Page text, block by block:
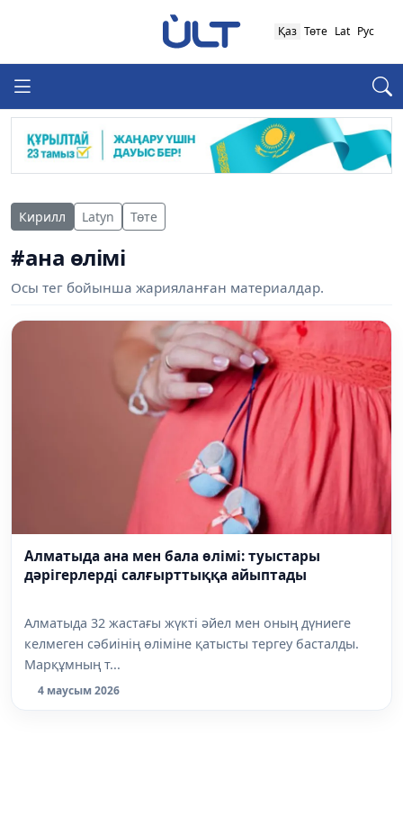
Қаз Төте Lat Рус
Кирилл Latyn Төте
#ана өлімі
Осы тег бойынша жарияланған материалдар.
Алматыда ана мен бала өлімі: туыстары
дәрігерлерді салғырттыққа айыптады
Алматыда 32 жастағы жүкті әйел мен оның дүниеге
келмеген сәбиінің өліміне қатысты тергеу басталды.
Марқұмның т...
4 маусым 2026